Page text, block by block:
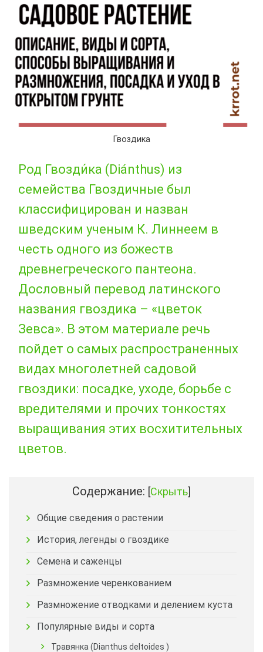
Гвоздика
Род Гвозди́ка (Diánthus) из
семейства Гвоздичные был
классифицирован и назван
шведским ученым К. Линнеем в
честь одного из божеств
древнегреческого пантеона.
Дословный перевод латинского
названия гвоздика – «цветок
Зевса». В этом материале речь
пойдет о самых распространенных
видах многолетней садовой
гвоздики: посадке, уходе, борьбе с
вредителями и прочих тонкостях
выращивания этих восхитительных
цветов.
Содержание: [Скрыть]
Общие сведения о растении
История, легенды о гвоздике
Семена и саженцы
Размножение черенкованием
Размножение отводками и делением куста
Популярные виды и сорта
Травянка (Dianthus deltoides )